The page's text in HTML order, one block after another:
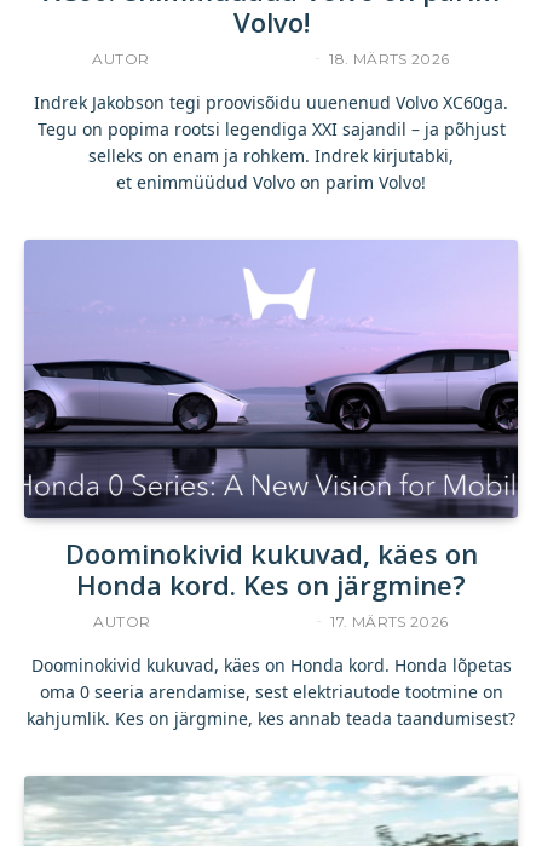
Volvo!
AUTOR 18. MÄRTS 2026
Indrek Jakobson tegi proovisõidu uuenenud Volvo XC60ga.
Tegu on popima rootsi legendiga XXI sajandil – ja põhjust
selleks on enam ja rohkem. Indrek kirjutabki,
et enimmüüdud Volvo on parim Volvo!
Doominokivid kukuvad, käes on
Honda kord. Kes on järgmine?
AUTOR 17. MÄRTS 2026
Doominokivid kukuvad, käes on Honda kord. Honda lõpetas
oma 0 seeria arendamise, sest elektriautode tootmine on
kahjumlik. Kes on järgmine, kes annab teada taandumisest?